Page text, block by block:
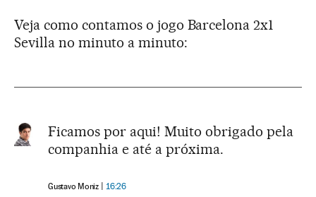
Veja como contamos o jogo Barcelona 2x1
Sevilla no minuto a minuto:
Ficamos por aqui! Muito obrigado pela
companhia e até a próxima.
Gustavo Moniz 16:26